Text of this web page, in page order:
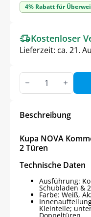
Preis
444,95€
Preis
311,78€.
4% Rabatt für
Kostenloser
Lieferzeit: ca. 21.
Kupa
NOVA
Kommode
Beschreibung
Kupa NOVA
2 Türen
Technische Daten
Ausführung:
Schubladen &
Farbe: Weiß,
Kleinteile;